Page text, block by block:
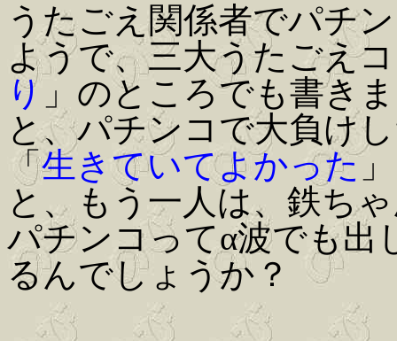
うたごえ関係者でパチ
ようで、三大うたごえ
り 」のところでも書き
と、パチンコで大負け
「生きていてよかった
と、もう一人は、鉄ち
パチンコってα波でも出
るんでしょうか？